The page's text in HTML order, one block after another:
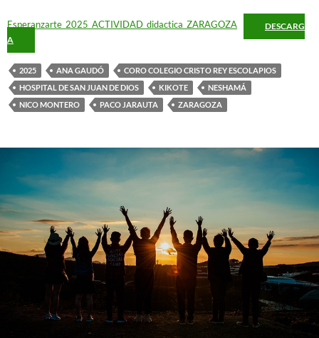
Esperanzarte_2025_ACTIVIDAD_didactica_ZARAGOZA
DESCARG
A
2025 ANA GAUDÓ
CORO COLEGIO CRISTO REY ESCOLAPIOS
HOSPITAL DE SAN JUAN DE DIOS
KIKOTE
NESHAMÁ
NICO MONTERO
PACO JARAUTA ZARAGOZA